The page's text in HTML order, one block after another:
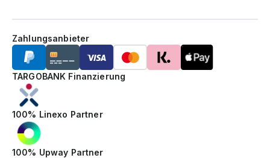
100% Upway Partner
100% Linexo Partner
TARGOBANK Finanzierung
Zahlungsanbieter